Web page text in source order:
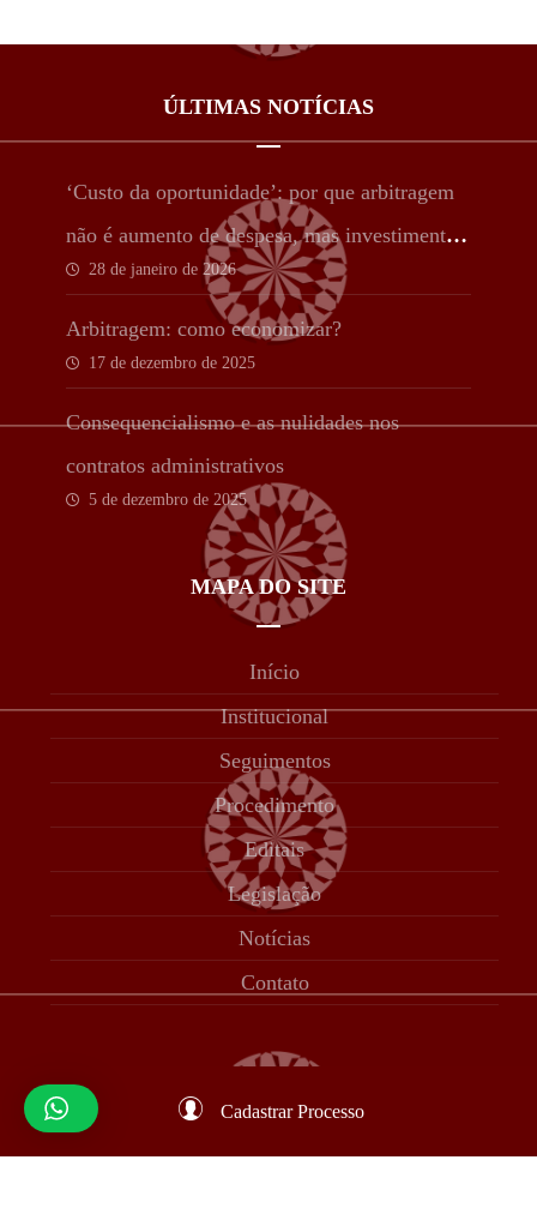
ÚLTIMAS NOTÍCIAS
‘Custo da oportunidade’: por que arbitragem
não é aumento de despesa, mas investimento
estratégico
28 de janeiro de 2026
Arbitragem: como economizar?
17 de dezembro de 2025
Consequencialismo e as nulidades nos
contratos administrativos
5 de dezembro de 2025
MAPA DO SITE
Início
Institucional
Seguimentos
Procedimento
Editais
Legislação
Notícias
Contato
© 12 CORTE 2023 | Desenvolvido por Adam Tecnologia |
Todos os direitos reservados
Cadastrar Processo